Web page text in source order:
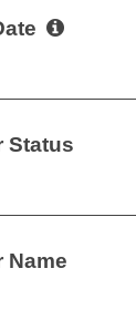
Status
Name